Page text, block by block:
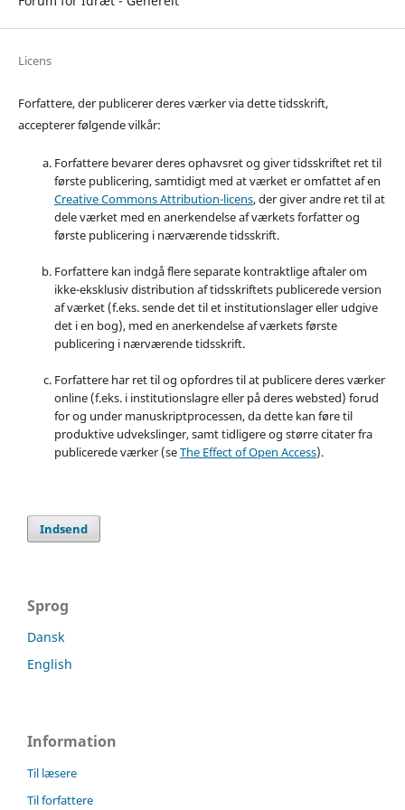
Licens
Forfattere, der publicerer deres værker via dette tidsskrift,
accepterer følgende vilkår:
Forfattere bevarer deres ophavsret og giver tidsskriftet ret til
første publicering, samtidigt med at værket er omfattet af en
Creative Commons Attribution-licens, der giver andre ret til at
dele værket med en anerkendelse af værkets forfatter og
første publicering i nærværende tidsskrift.
Forfattere kan indgå flere separate kontraktlige aftaler om
ikke-eksklusiv distribution af tidsskriftets publicerede version
af værket (f.eks. sende det til et institutionslager eller udgive
det i en bog), med en anerkendelse af værkets første
publicering i nærværende tidsskrift.
Forfattere har ret til og opfordres til at publicere deres værker
online (f.eks. i institutionslagre eller på deres websted) forud
for og under manuskriptprocessen, da dette kan føre til
produktive udvekslinger, samt tidligere og større citater fra
publicerede værker (seThe Effect of Open Access).
Indsend
Sprog
Dansk
English
Information
Til læsere
Til forfattere